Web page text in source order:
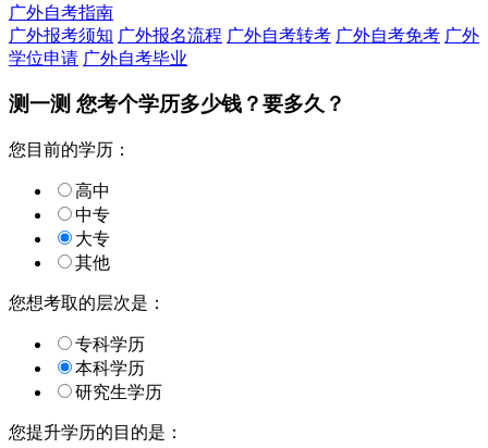
广外自考指南
广外报考须知 广外报名流程 广外自考转考 广外自考免考 广外
学位申请 广外自考毕业
测一测 您考个学历多少钱？要多久？
您目前的学历：
高中
中专
大专
其他
您想考取的层次是：
专科学历
本科学历
研究生学历
您提升学历的目的是：